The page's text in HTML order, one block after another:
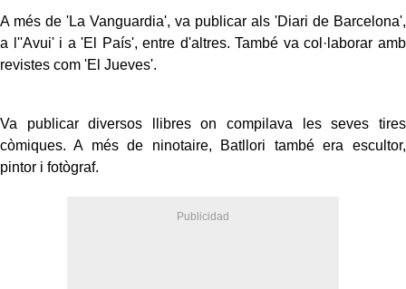
A més de 'La Vanguardia', va publicar als 'Diari de Barcelona',
a l''Avui' i a 'El País', entre d'altres. També va col·laborar amb
revistes com 'El Jueves'.
Va publicar diversos llibres on compilava les seves tires
còmiques. A més de ninotaire, Batllori també era escultor,
pintor i fotògraf.